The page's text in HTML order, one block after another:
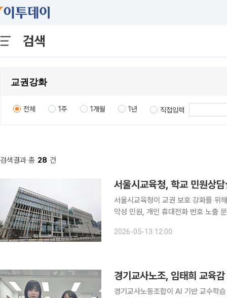
검색
전체 1주 1개월 1년 직접입력
검색결과 총 28 건
서울시교육청, 학교 민원상
서울시교육청이 교권 보호 강화를 위
악성 민원, 개인 휴대전화 번호 노출 문제 등에 대응
혔다. 이번 사업은 교육활동 침해 민
2026-05-13 12:00
경기교사노조, 임태희 교육
경기교사노동조합이 AI 기반 교수학